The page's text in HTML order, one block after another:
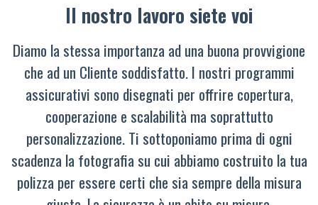
Il nostro lavoro siete voi
Diamo la stessa importanza ad una buona provvigione
che ad un Cliente soddisfatto. I nostri programmi
assicurativi sono disegnati per offrire copertura,
cooperazione e scalabilità ma soprattutto
personalizzazione. Ti sottoponiamo prima di ogni
scadenza la fotografia su cui abbiamo costruito la tua
polizza per essere certi che sia sempre della misura